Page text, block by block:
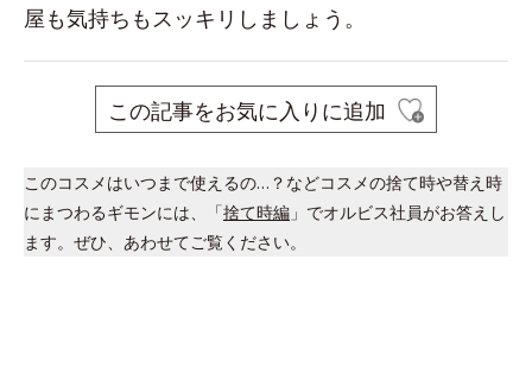
屋も気持ちもスッキリしましょう。
この記事をお気に入りに追加
このコスメはいつまで使えるの…？などコスメの捨て時や替え時
にまつわるギモンには、「捨て時編 」でオルビス社員がお答えし
ます。ぜひ、あわせてご覧ください。